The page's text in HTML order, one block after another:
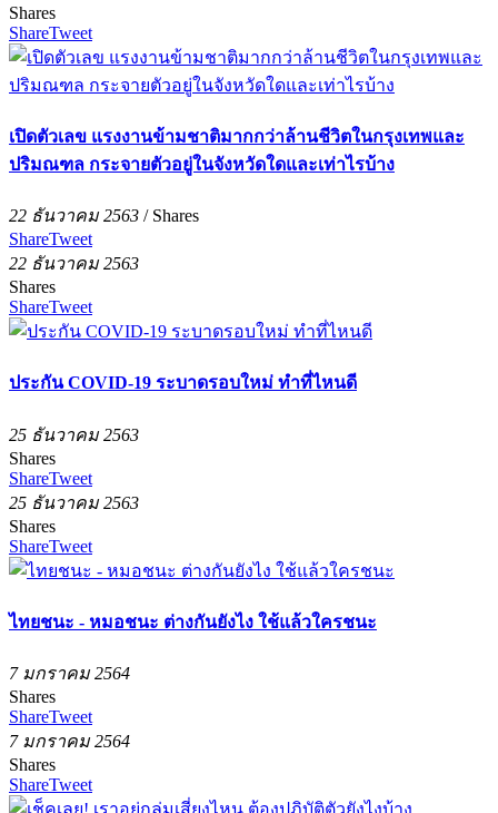
Shares
ShareTweet
เปิดตัวเลข แรงงานข้ามชาติมากกว่าล้านชีวิตในกรุงเทพและ
ปริมณฑล กระจายตัวอยู่ในจังหวัดใดและเท่าไรบ้าง
22 ธันวาคม 2563 / Shares
ShareTweet
22 ธันวาคม 2563
Shares
ShareTweet
ประกัน COVID-19 ระบาดรอบใหม่ ทำที่ไหนดี
25 ธันวาคม 2563
Shares
ShareTweet
25 ธันวาคม 2563
Shares
ShareTweet
ไทยชนะ - หมอชนะ ต่างกันยังไง ใช้แล้วใครชนะ
7 มกราคม 2564
Shares
ShareTweet
7 มกราคม 2564
Shares
ShareTweet